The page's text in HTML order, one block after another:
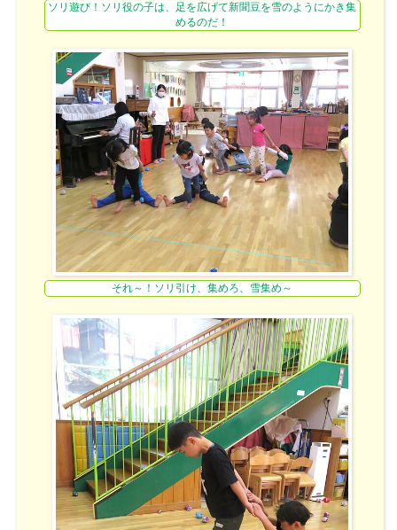
ソリ遊び！ソリ役の子は、足を広げて新聞豆を雪のようにかき集
めるのだ！
それ～！ソリ引け、集めろ、雪集め～